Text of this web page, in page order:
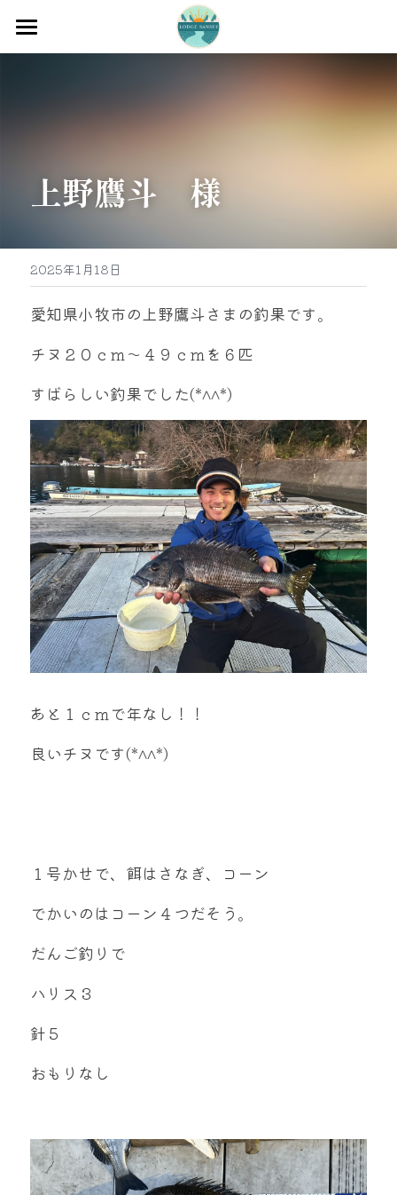
ホーム
牡蠣販売
グッズ販売
駐車場
お問い合わせ
0597-32-0573
mtok0617love@yahoo.co.jp
お問い合わせ
上野鷹斗　様
2025年1月18日
愛知県小牧市の上野鷹斗さまの釣果です。
チヌ２０ｃｍ～４９ｃｍを６匹
すばらしい釣果でした(*^^*)
あと１ｃｍで年なし！！
良いチヌです(*^^*)
１号かせで、餌はさなぎ、コーン
でかいのはコーン４つだそう。
だんご釣りで
ハリス３
針５
おもりなし